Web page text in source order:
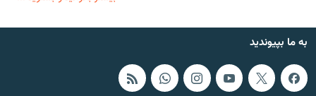
به ما بپیوندید